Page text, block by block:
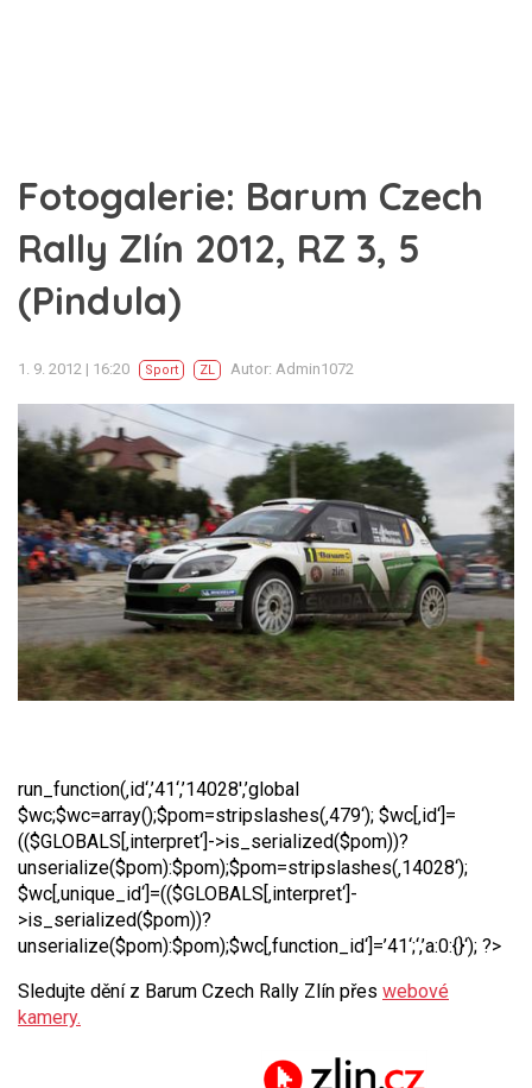
Fotogalerie: Barum Czech
Rally Zlín 2012, RZ 3, 5
(Pindula)
1. 9. 2012 | 16:20 Sport ZL Autor: Admin1072
run_function(‚id‘,’41‘,’14028′,’global
$wc;$wc=array();$pom=stripslashes(‚479‘); $wc[‚id‘]=
(($GLOBALS[‚interpret‘]->is_serialized($pom))?
unserialize($pom):$pom);$pom=stripslashes(‚14028‘);
$wc[‚unique_id‘]=(($GLOBALS[‚interpret‘]-
>is_serialized($pom))?
unserialize($pom):$pom);$wc[‚function_id‘]=’41‘;‘,’a:0:{}‘); ?>
Sledujte dění z Barum Czech Rally Zlín přes webové
kamery.